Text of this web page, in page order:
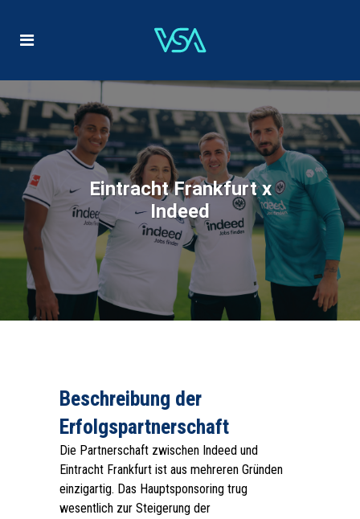
Eintracht Frankfurt x
Indeed
Beschreibung der
Erfolgspartnerschaft
Die Partnerschaft zwischen Indeed und
Eintracht Frankfurt ist aus mehreren Gründen
einzigartig. Das Hauptsponsoring trug
wesentlich zur Steigerung der